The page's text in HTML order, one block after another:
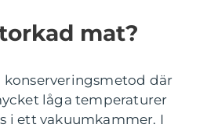
mat?
konserveringsmetod där
låga temperaturer
i ett vakuumkammer. I